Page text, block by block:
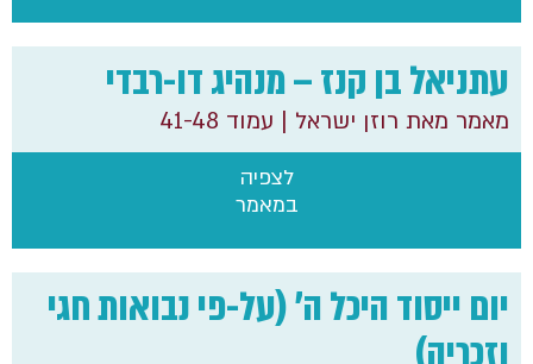
לצפיה
במאמר
עתניאל בן קנז – מנהיג דו-רבדי
מאמר מאת רוזן ישראל | עמוד 41-48
יום ייסוד היכל ה' (על-פי נבואות חגי
וזכריה)